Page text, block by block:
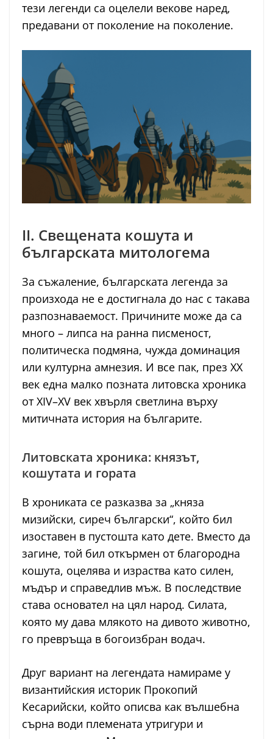
тези легенди са оцелели векове наред,
предавани от поколение на поколение.
II. Свещената кошута и
българската митологема
За съжаление, българската легенда за
произхода не е достигнала до нас с такава
разпознаваемост. Причините може да са
много – липса на ранна писменост,
политическа подмяна, чужда доминация
или културна амнезия. И все пак, през XX
век една малко позната литовска хроника
от XIV–XV век хвърля светлина върху
митичната история на българите.
Литовската хроника: князът,
кошутата и гората
В хрониката се разказва за „княза
мизийски, сиреч български“, който бил
изоставен в пустошта като дете. Вместо да
загине, той бил откърмен от благородна
кошута, оцелява и израства като силен,
мъдър и справедлив мъж. В последствие
става основател на цял народ. Силата,
която му дава млякото на дивото животно,
го превръща в богоизбран водач.
Друг вариант на легендата намираме у
византийския историк Прокопий
Кесарийски, който описва как вълшебна
сърна води племената утригури и